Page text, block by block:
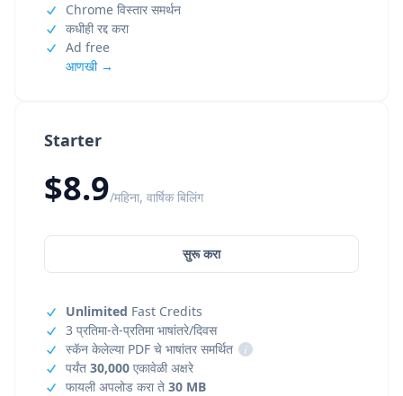
Starter
$8.9/महिना, वार्षिक बिलिंग
सुरू करा
Unlimited Fast Credits
3 प्रतिमा-ते-प्रतिमा भाषांतरे/दिवस
स्कॅन केलेल्या PDF चे भाषांतर समर्थित
i
पर्यंत 30,000 एकावेळी अक्षरे
फायली अपलोड करा ते 30 MB
Chrome विस्तार समर्थन
कधीही रद्द करा
Ad free
आणखी →